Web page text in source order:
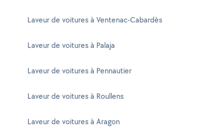
Laveur de voitures à Ventenac-Cabardès
Laveur de voitures à Palaja
Laveur de voitures à Pennautier
Laveur de voitures à Roullens
Laveur de voitures à Aragon